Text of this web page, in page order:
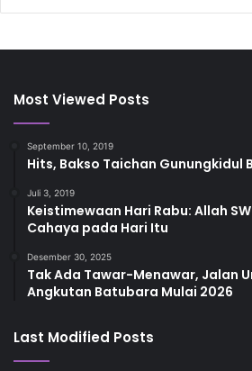
Most Viewed Posts
September 10, 2019
Hits, Bakso Taichan Gunungkidul
Juli 3, 2019
Keistimewaan Hari Rabu: Allah
Cahaya pada Hari Itu
Desember 30, 2025
Tak Ada Tawar-Menawar, Jalan
Angkutan Batubara Mulai 2026
Last Modified Posts